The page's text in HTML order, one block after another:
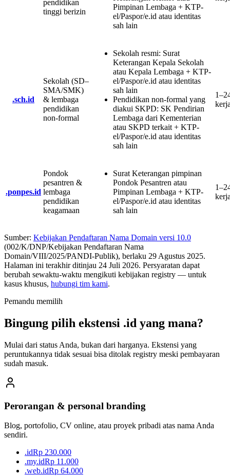
pendidikan
tinggi berizin
Pimpinan Lembaga + KTP-
el/Paspor/e.id atau identitas
sah lain
.sch.id
Sekolah (SD–
SMA/SMK)
& lembaga
pendidikan
non-formal
Sekolah resmi: Surat
Keterangan Kepala Sekolah
atau Kepala Lembaga + KTP-
el/Paspor/e.id atau identitas
sah lain
Pendidikan non-formal yang
diakui SKPD: SK Pendirian
Lembaga dari Kementerian
atau SKPD terkait + KTP-
el/Paspor/e.id atau identitas
sah lain
.ponpes.id
Pondok
pesantren &
lembaga
pendidikan
keagamaan
Surat Keterangan pimpinan
Pondok Pesantren atau
Pimpinan Lembaga + KTP-
el/Paspor/e.id atau identitas
sah lain
Sumber: Kebijakan Pendaftaran Nama Domain versi 10.0
(002/K/DNP/Kebijakan Pendaftaran Nama
Domain/VIII/2025/PANDI-Publik), berlaku 29 Agustus 2025.
Halaman ini terakhir ditinjau 24 Juli 2026. Persyaratan dapat
berubah sewaktu-waktu mengikuti kebijakan registry — untuk
kasus khusus, hubungi tim kami.
Pemandu memilih
Bingung pilih ekstensi .id yang mana?
Mulai dari status Anda, bukan dari harganya. Ekstensi yang
peruntukannya tidak sesuai bisa ditolak registry meski pembayaran
sudah masuk.
Perorangan & personal branding
Blog, portofolio, CV online, atau proyek pribadi atas nama Anda
sendiri.
.idRp 230.000
.my.idRp 11.000
.web.idRp 64.000